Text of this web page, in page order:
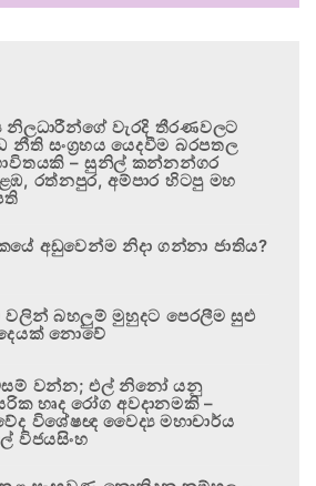
නිලධාරීන්ගේ වැරදි තීරණවලට
නීති සංග්‍රහය යෙදවීම බරපතල
– සුනිල් කන්නන්ගර
රත්නපුර, අම්පාර හිටපු මහ
අඩුවෙන්ම නිදා ගන්නා ජාතිය?
වලින් බහලුම් මුහුදට පෙරලීම සුළු
නොවේ
වන්න; එල් නිනෝ යනු
හෘද රෝග අවදානමකි –
විශේෂඥ වෛද්‍ය මහාචාර්ය
විජයසිංහ